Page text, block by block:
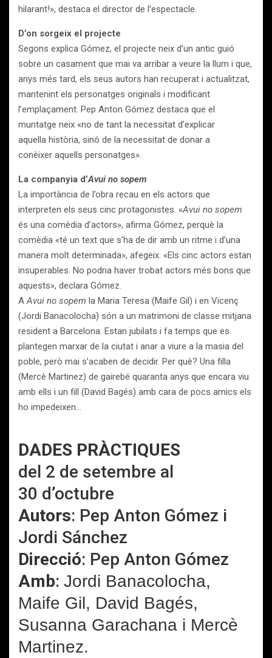
hilarant!», destaca el director de l’espectacle.
D’on sorgeix el projecte
Segons explica Gómez, el projecte neix d’un antic guió
sobre un casament que mai va arribar a veure la llum i que,
anys més tard, els seus autors han recuperat i actualitzat,
mantenint els personatges originals i modificant
l’emplaçament. Pep Anton Gómez destaca que el
muntatge neix «no de tant la necessitat d’explicar
aquella història, sinó de la necessitat de donar a
conèixer aquells personatges».
La companyia d’Avui no sopem
La importància de l’obra recau en els actors que
interpreten els seus cinc protagonistes. «Avui no sopem
és una comèdia d’actors», afirma Gómez, perquè la
comèdia «té un text que s’ha de dir amb un ritme i d’una
manera molt determinada», afegeix. «Els cinc actors estan
insuperables. No podria haver trobat actors més bons que
aquests», declara Gómez.
AAvui no sopem la Maria Teresa (Maife Gil) i en Vicenç
(Jordi Banacolocha) són a un matrimoni de classe mitjana
resident a Barcelona. Estan jubilats i fa temps que es
plantegen marxar de la ciutat i anar a viure a la masia del
poble, però mai s’acaben de decidir. Per què? Una filla
(Mercè Martinez) de gairebé quaranta anys que encara viu
amb ells i un fill (David Bagés) amb cara de pocs amics els
ho impedeixen…
DADES PRÀCTIQUES
del 2 de setembre al
30 d’octubre
Autors: Pep Anton Gómez i
Jordi Sánchez
Direcció: Pep Anton Gómez
Amb: Jordi Banacolocha,
Maife Gil, David Bagés,
Susanna Garachana i Mercè
Martinez.